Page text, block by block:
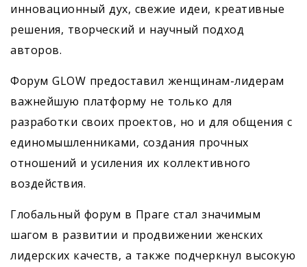
инновационный дух, свежие идеи, креативные
решения, творческий и научный подход
авторов.
Форум GLOW предоставил женщинам-лидерам
важнейшую платформу не только для
разработки своих проектов, но и для общения с
единомышленниками, создания прочных
отношений и усиления их коллективного
воздействия.
Глобальный форум в Праге стал значимым
шагом в развитии и продвижении женских
лидерских качеств, а также подчеркнул высокую